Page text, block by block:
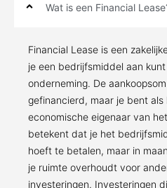
Wat is een Financial
Financial Lease is een
je een bedrijfsmiddel aan
onderneming. De
gefinancierd, maar je bent
economische eigenaar van
betekent dat je het
hoeft te betalen, maar in
je ruimte overhoudt voor
investeringen. Investeringen